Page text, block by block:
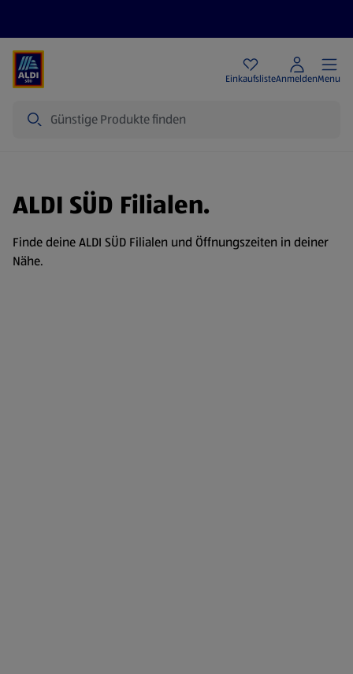
EinkaufslisteAnmeldenMenu
ALDI SÜD Filialen.
Finde deine ALDI SÜD Filialen und Öffnungszeiten in deiner
Nähe.